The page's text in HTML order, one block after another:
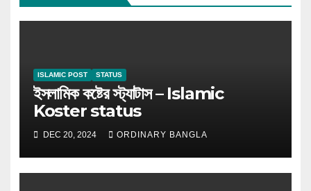
ISLAMIC POST STATUS
ইসলামিক কষ্টের স্ট্যাটাস – Islamic
Koster status
DEC 20, 2024 ORDINARY BANGLA